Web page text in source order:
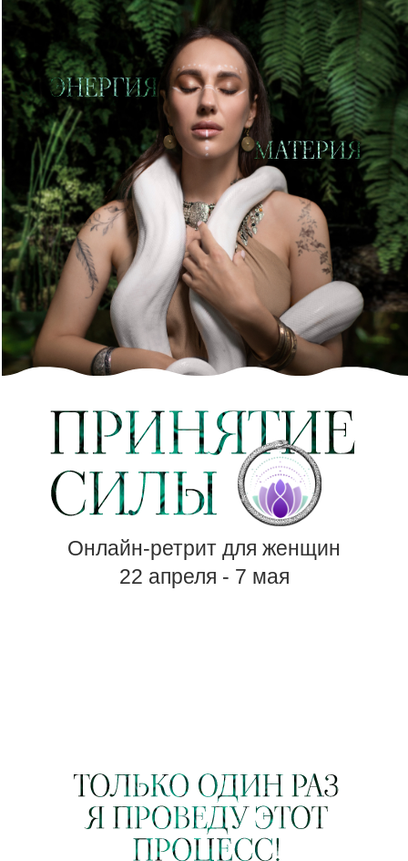
Онлайн-ретрит для женщин
22 апреля - 7 мая